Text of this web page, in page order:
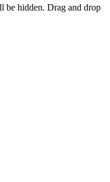
be hidden. Drag and drop